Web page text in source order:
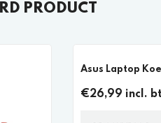
PRODUCT
Asus Laptop
€26,99 incl.